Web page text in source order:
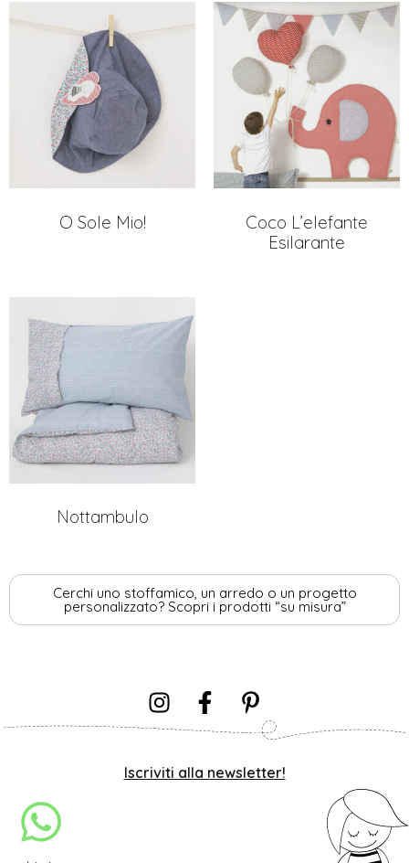
O Sole Mio!
Coco L’elefante
Esilarante
Nottambulo
Cerchi uno stoffamico, un arredo o un progetto
personalizzato? Scopri i prodotti “su misura”
Iscriviti alla newsletter!